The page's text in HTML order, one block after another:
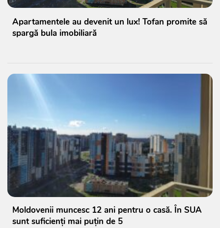
Apartamentele au devenit un lux! Tofan promite să
spargă bula imobiliară
Moldovenii muncesc 12 ani pentru o casă. În SUA
sunt suficienți mai puțin de 5